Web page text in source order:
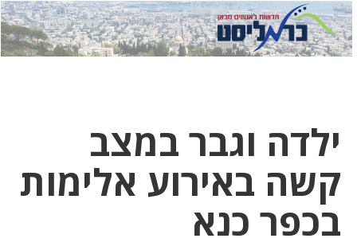
לחץ
כאן
לחץ
כדי
ילדה וגבר במצב
קשה באירוע אלימות
בכפר כנא